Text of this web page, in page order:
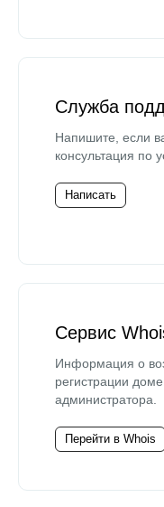
Служба
Напишите, если
консультация по
Написать
Сервис
Информация о
регистрации
администратора.
Перейти в Whois